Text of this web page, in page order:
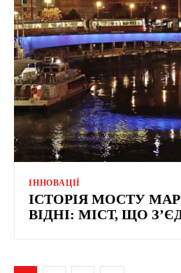
ІННОВАЦІЇ
ІСТОРІЯ МОСТУ
ВІДНІ: МІСТ, ЩО